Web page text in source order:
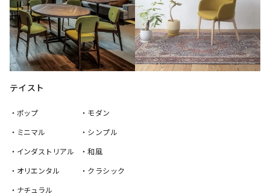
テイスト
・ポップ
・ミニマル
・インダストリアル
・オリエンタル
・ナチュラル
・モダン
・シンプル
・和風
・クラシック